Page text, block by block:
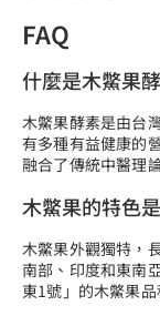
FAQ
什麼是木鱉果
木鱉果酵素是由台
有多種有益健康的
融合了傳統中醫理
木鱉果的特色
木鱉果外觀獨特，
南部、印度和東南
東1號」的木鱉果